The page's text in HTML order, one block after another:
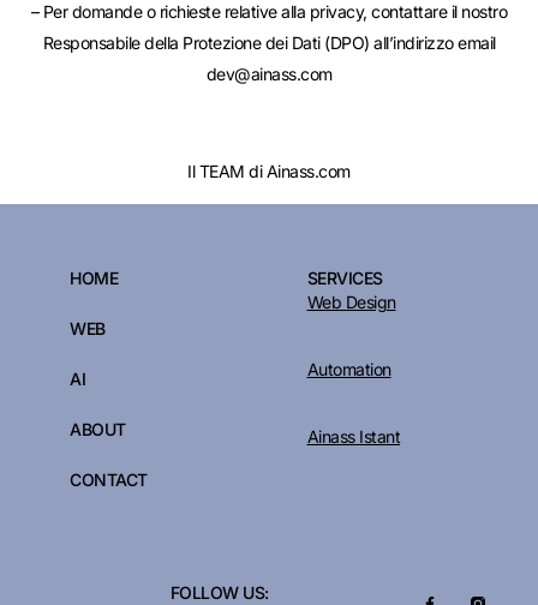
– Per domande o richieste relative alla privacy, contattare il nostro
Responsabile della Protezione dei Dati (DPO) all’indirizzo email
dev@ainass.com
Il TEAM di Ainass.com
HOME
WEB
AI
ABOUT
CONTACT
SERVICES
Web Design
Automation
Ainass Istant
FOLLOW US: